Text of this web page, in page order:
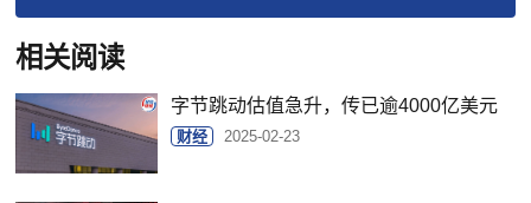
相关阅读
字节跳动估值急升，传已逾4000亿美元
财经 2025-02-23